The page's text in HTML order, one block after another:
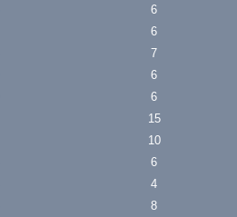
6
6
7
6
6
15
10
6
4
8